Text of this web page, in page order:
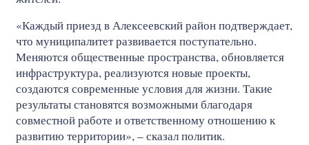
«Каждый приезд в Алексеевский район подтверждает,
что муниципалитет развивается поступательно.
Меняются общественные пространства, обновляется
инфраструктура, реализуются новые проекты,
создаются современные условия для жизни. Такие
результаты становятся возможными благодаря
совместной работе и ответственному отношению к
развитию территории», – сказал политик.